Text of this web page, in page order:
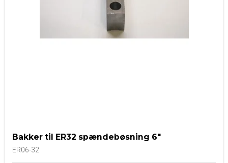
Bakker til ER32 spændebøsning 6"
ER06-32